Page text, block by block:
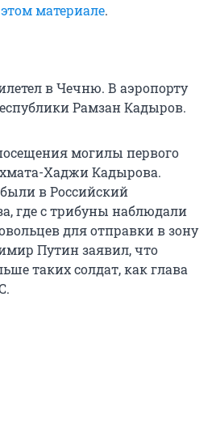
этом материале.
в Чечню. В аэропорту
Рамзан Кадыров.
могилы первого
Хаджи Кадырова.
в Российский
где с трибуны наблюдали
для отправки в зону
Путин заявил, что
таких солдат, как глава